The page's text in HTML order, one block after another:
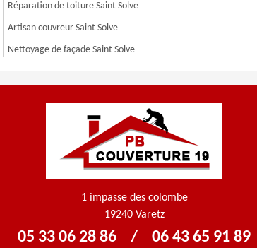
Réparation de toiture Saint Solve
Artisan couvreur Saint Solve
Nettoyage de façade Saint Solve
1 impasse des colombe
19240 Varetz
05 33 06 28 86 / 06 43 65 91 89